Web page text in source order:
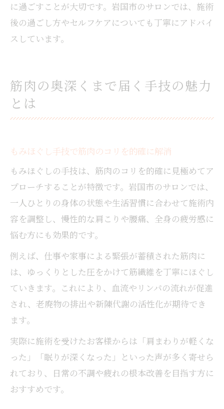
に過ごすことが大切です。岩国市のサロンでは、施術
後の過ごし方やセルフケアについても丁寧にアドバイ
スしています。
筋肉の奥深くまで届く手技の魅力
とは
もみほぐし手技で筋肉のコリを的確に解消
もみほぐしの手技は、筋肉のコリを的確に見極めてア
プローチすることが特徴です。岩国市のサロンでは、
一人ひとりの身体の状態や生活習慣に合わせて施術内
容を調整し、慢性的な肩こりや腰痛、全身の疲労感に
悩む方にも効果的です。
例えば、仕事や家事による緊張が蓄積された筋肉に
は、ゆっくりとした圧をかけて筋繊維を丁寧にほぐし
ていきます。これにより、血流やリンパの流れが促進
され、老廃物の排出や新陳代謝の活性化が期待でき
ます。
実際に施術を受けたお客様からは「肩まわりが軽くな
った」「眠りが深くなった」といった声が多く寄せら
れており、日常の不調や疲れの根本改善を目指す方に
おすすめです。